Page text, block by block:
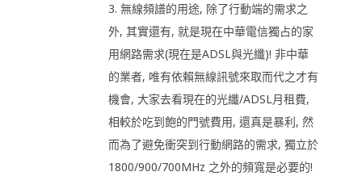
3. 無線頻譜的用途, 除了行動端的需求之
外, 其實還有, 就是現在中華電信獨占的家
用網路需求(現在是ADSL與光纖)! 非中華
的業者, 唯有依賴無線訊號來取而代之才有
機會, 大家去看現在的光纖/ADSL月租費,
相較於吃到飽的門號費用, 還真是暴利, 然
而為了避免衝突到行動網路的需求, 獨立於
1800/900/700MHz 之外的頻寬是必要的!